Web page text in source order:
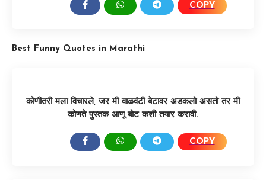
COPY
Best Funny Quotes in Marathi
कोणीतरी मला विचारले, जर मी वाळवंटी बेटावर अडकलो असतो तर मी
कोणते पुस्तक आणू बोट कशी तयार करावी.
COPY